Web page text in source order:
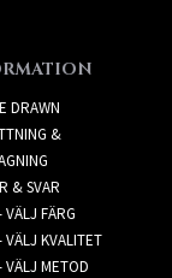
DRAWN
&
& SVAR
VÄLJ FÄRG
VÄLJ KVALITET
VÄLJ METOD